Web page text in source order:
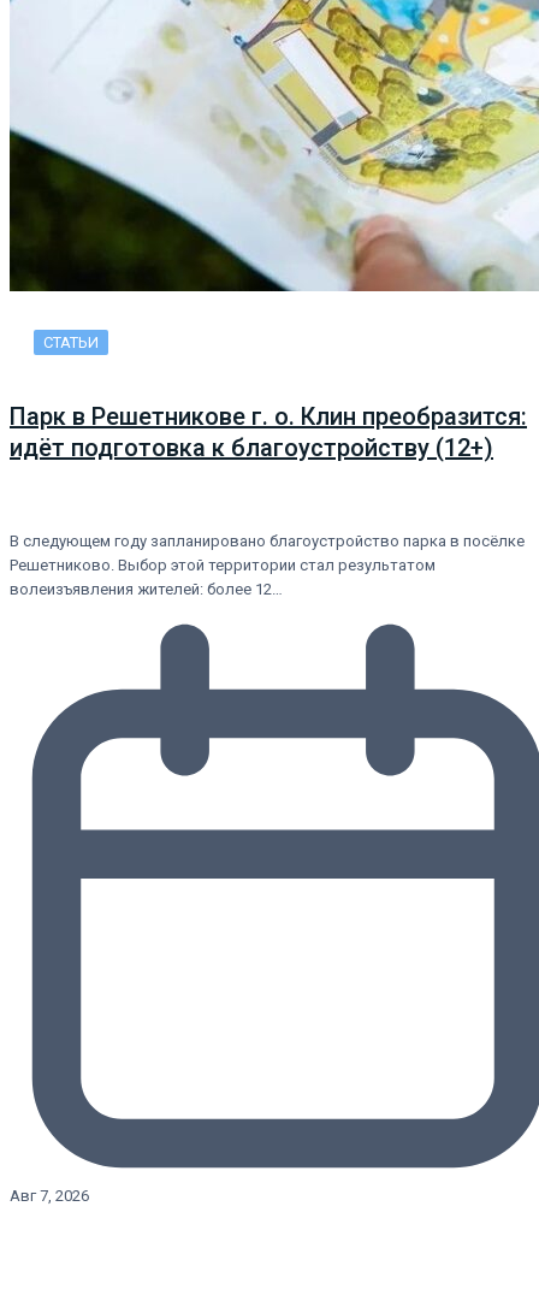
СТАТЬИ
Парк в Решетникове г. о. Клин преобразится:
идёт подготовка к благоустройству (12+)
В следующем году запланировано благоустройство парка в посёлке
Решетниково. Выбор этой территории стал результатом
волеизъявления жителей: более 12…
Авг 7, 2026